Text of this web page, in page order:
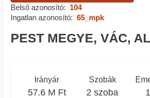
Belső azonosító: 104
Ingatlan azonosító: 65_mpk
PEST MEGYE, VÁC,
Irányár
57.6 M Ft
Szobák
2 szoba 1